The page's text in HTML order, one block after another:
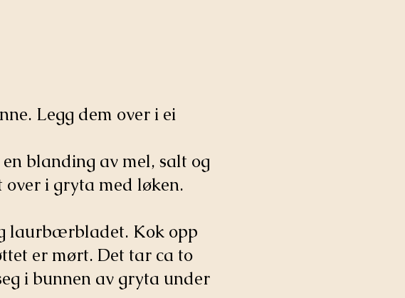
Legg dem over i ei
blanding av mel, salt og
over i gryta med løken.
laurbærbladet. Kok opp
er mørt. Det tar ca to
i bunnen av gryta under